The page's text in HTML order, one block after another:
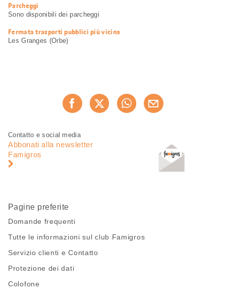
Parcheggi
Sono disponibili dei parcheggi
Fermata trasporti pubblici più vicina
Les Granges (Orbe)
Consiglia ora
Piè
pagina
Navigazione
pagina
Contatto e social media
Abbonati alla newsletter
Famigros
Pagine preferite
Domande frequenti
Tutte le informazioni sul club Famigros
Servizio clienti e Contatto
Protezione dei dati
Colofone